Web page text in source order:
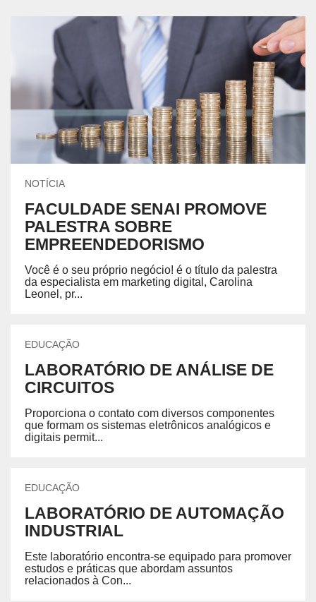
NOTÍCIA
FACULDADE SENAI PROMOVE
PALESTRA SOBRE
EMPREENDEDORISMO
Você é o seu próprio negócio! é o título da palestra
da especialista em marketing digital, Carolina
Leonel, pr...
EDUCAÇÃO
LABORATÓRIO DE ANÁLISE DE
CIRCUITOS
Proporciona o contato com diversos componentes
que formam os sistemas eletrônicos analógicos e
digitais permit...
EDUCAÇÃO
LABORATÓRIO DE AUTOMAÇÃO
INDUSTRIAL
Este laboratório encontra-se equipado para promover
estudos e práticas que abordam assuntos
relacionados à Con...